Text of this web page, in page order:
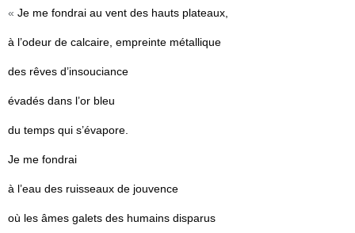
« Je me fondrai au vent des hauts plateaux,
à l’odeur de calcaire, empreinte métallique
des rêves d’insouciance
évadés dans l’or bleu
du temps qui s’évapore.
Je me fondrai
à l’eau des ruisseaux de jouvence
où les âmes galets des humains disparus